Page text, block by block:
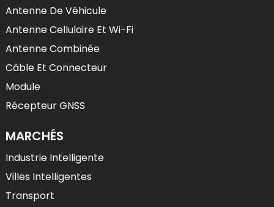
Antenne De Véhicule
Antenne Cellulaire Et Wi-Fi
Antenne Combinée
Câble Et Connecteur
Module
Récepteur GNSS
MARCHÉS
Industrie Intelligente
Villes Intelligentes
Transport